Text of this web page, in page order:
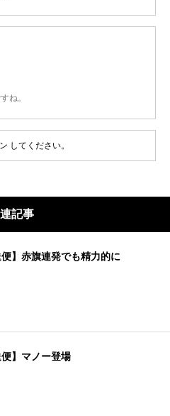
ね。
してください。
記事
便】赤旗連発でも精力的に
便】マノー登場